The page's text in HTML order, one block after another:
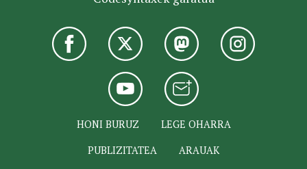
HONI BURUZ
LEGE OHARRA
PUBLIZITATEA
ARAUAK